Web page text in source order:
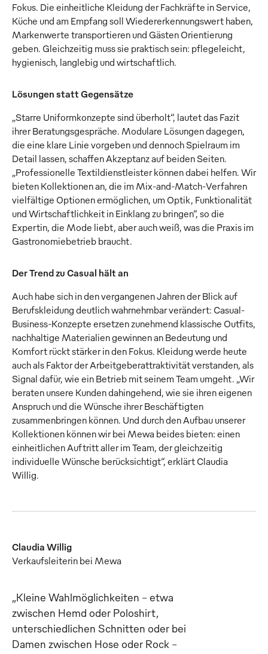
Fokus. Die einheitliche Kleidung der Fachkräfte in Service,
Küche und am Empfang soll Wiedererkennungswert haben,
Markenwerte transportieren und Gästen Orientierung
geben. Gleichzeitig muss sie praktisch sein: pflegeleicht,
hygienisch, langlebig und wirtschaftlich.
Lösungen statt Gegensätze
„Starre Uniformkonzepte sind überholt“, lautet das Fazit
ihrer Beratungsgespräche. Modulare Lösungen dagegen,
die eine klare Linie vorgeben und dennoch Spielraum im
Detail lassen, schaffen Akzeptanz auf beiden Seiten.
„Professionelle Textildienstleister können dabei helfen. Wir
bieten Kollektionen an, die im Mix-and-Match-Verfahren
vielfältige Optionen ermöglichen, um Optik, Funktionalität
und Wirtschaftlichkeit in Einklang zu bringen“, so die
Expertin, die Mode liebt, aber auch weiß, was die Praxis im
Gastronomiebetrieb braucht.
Der Trend zu Casual hält an
Auch habe sich in den vergangenen Jahren der Blick auf
Berufskleidung deutlich wahrnehmbar verändert: Casual-
Business-Konzepte ersetzen zunehmend klassische Outfits,
nachhaltige Materialien gewinnen an Bedeutung und
Komfort rückt stärker in den Fokus. Kleidung werde heute
auch als Faktor der Arbeitgeberattraktivität verstanden, als
Signal dafür, wie ein Betrieb mit seinem Team umgeht. „Wir
beraten unsere Kunden dahingehend, wie sie ihren eigenen
Anspruch und die Wünsche ihrer Beschäftigten
zusammenbringen können. Und durch den Aufbau unserer
Kollektionen können wir bei Mewa beides bieten: einen
einheitlichen Auftritt aller im Team, der gleichzeitig
individuelle Wünsche berücksichtigt“, erklärt Claudia
Willig.
Claudia Willig
Verkaufsleiterin bei Mewa
„Kleine Wahlmöglichkeiten – etwa
zwischen Hemd oder Poloshirt,
unterschiedlichen Schnitten oder bei
Damen zwischen Hose oder Rock –